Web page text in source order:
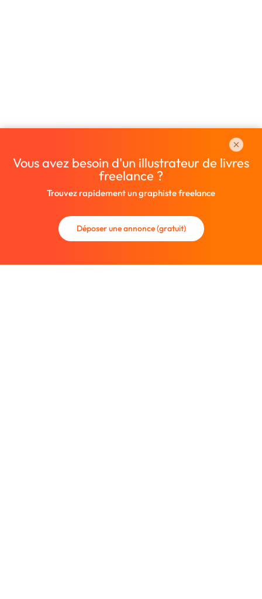
Vous avez besoin d'un illustrateur de livres
freelance ?
Trouvez rapidement un graphiste freelance
Déposer une annonce (gratuit)